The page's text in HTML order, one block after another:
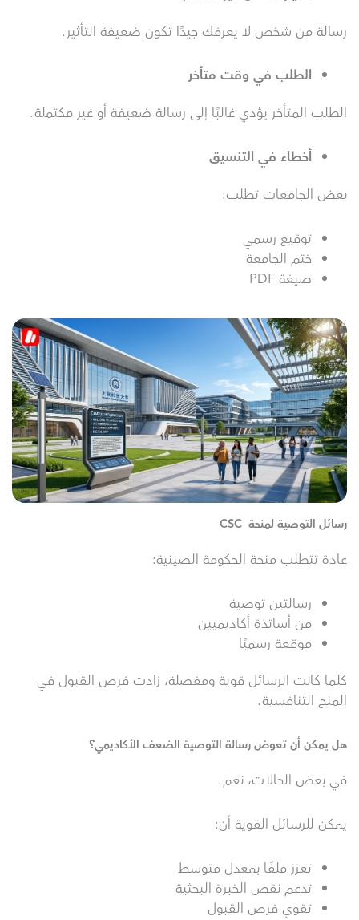
رسالة من شخص لا يعرفك جيدًا تكون ضعيفة التأثير.
الطلب في وقت متأخر
الطلب المتأخر يؤدي غالبًا إلى رسالة ضعيفة أو غير مكتملة.
أخطاء في التنسيق
بعض الجامعات تطلب:
توقيع رسمي
ختم الجامعة
صيغة PDF
رسائل التوصية لمنحة CSC
عادة تتطلب منحة الحكومة الصينية:
رسالتين توصية
من أساتذة أكاديميين
موقعة رسميًا
كلما كانت الرسائل قوية ومفصلة، زادت فرص القبول في
المنح التنافسية.
هل يمكن أن تعوض رسالة التوصية الضعف الأكاديمي؟
في بعض الحالات، نعم.
يمكن للرسائل القوية أن:
تعزز ملفًا بمعدل متوسط
تدعم نقص الخبرة البحثية
تقوي فرص القبول